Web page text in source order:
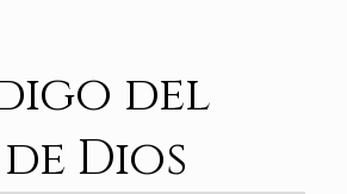
del
Dios